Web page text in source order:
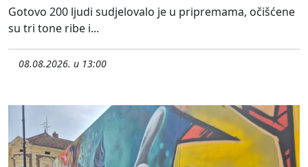
Gotovo 200 ljudi sudjelovalo je u pripremama, očišćene
su tri tone ribe i...
08.08.2026. u 13:00